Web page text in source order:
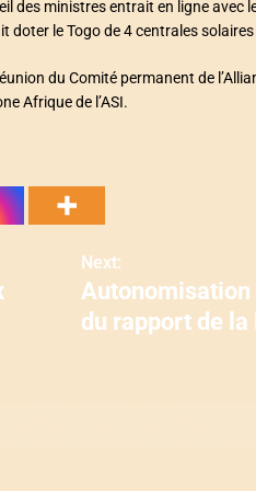
des ministres entrait en ligne
le Togo de 4 centrales
du Comité permanent de
Afrique de l’ASI.
Next:
du rapport de